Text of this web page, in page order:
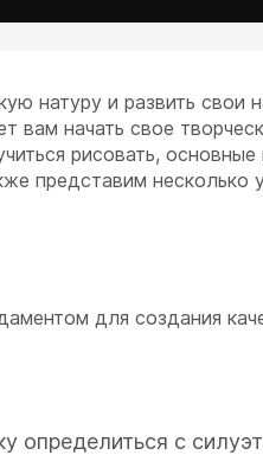
натуру и развить свои
вам начать свое
рисовать, основные
представим несколько
для создания
определиться с